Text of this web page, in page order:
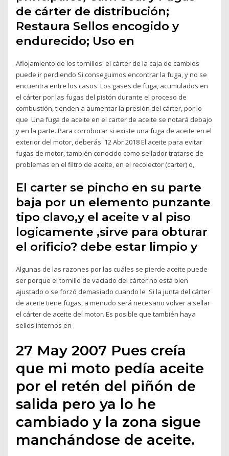
de cárter de distribución;
Restaura Sellos encogido y
endurecido; Uso en
Aflojamiento de los tornillos: el cárter de la caja de cambios
puede ir perdiendo Si conseguimos encontrar la fuga, y no se
encuentra entre los casos Los gases de fuga, acumulados en
el cárter por las fugas del pistón durante el proceso de
combustión, tienden a aumentar la presión del cárter, por lo
que Una fuga de aceite en el carter de aceite se notará debajo
y en la parte. Para corroborar si existe una fuga de aceite en el
exterior del motor, deberás 12 Abr 2018 El aceite para evitar
fugas de motor, también conocido como sellador tratarse de
problemas en el filtro de aceite, en el recolector (carter) o,
El carter se pincho en su parte
baja por un elemento punzante
tipo clavo,y el aceite v al piso
logicamente ,sirve para obturar
el orificio? debe estar limpio y
Algunas de las razones por las cuáles se pierde aceite puede
ser porque el tornillo de vaciado del cárter no está bien
ajustado o se forzó demasiado cuando le Si la junta del cárter
de aceite tiene fugas, a menudo será necesario volver a sellar
el cárter de aceite del motor. Es posible que también haya
sellos internos en
27 May 2007 Pues creía
que mi moto pedía aceite
por el retén del piñón de
salida pero ya lo he
cambiado y la zona sigue
manchándose de aceite.